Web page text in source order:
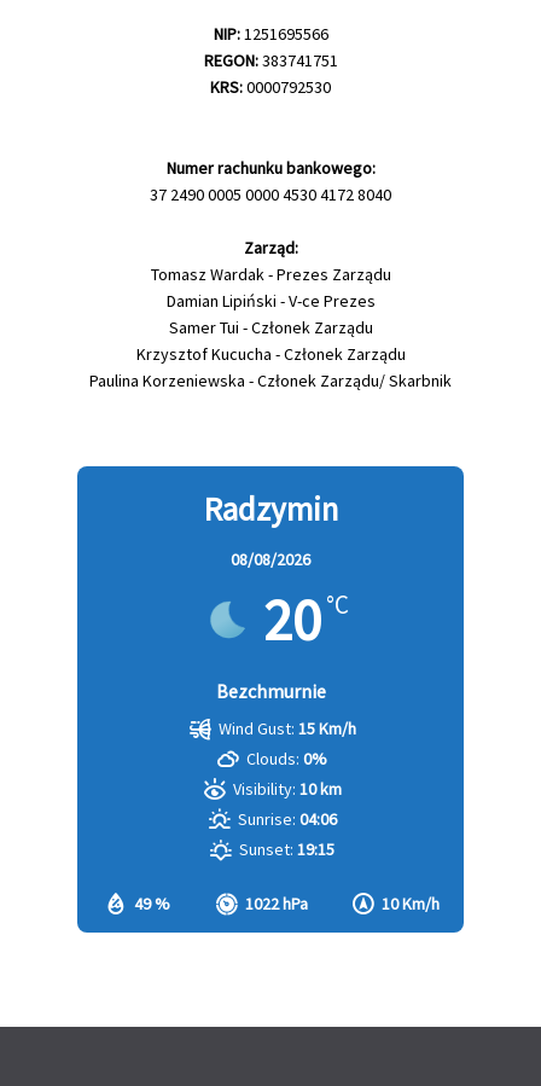
NIP:1251695566
REGON:383741751
KRS:0000792530
Numer rachunku bankowego:
37 2490 0005 0000 4530 4172 8040
Zarząd:
Tomasz Wardak - Prezes Zarządu
Damian Lipiński - V-ce Prezes
Samer Tui - Członek Zarządu
Krzysztof Kucucha - Członek Zarządu
Paulina Korzeniewska - Członek Zarządu/ Skarbnik
Radzymin
08/08/2026
20 °C
Bezchmurnie
49 % 1022 hPa 10 Km/h
Wind Gust: 15 Km/h
Clouds: 0%
Visibility: 10 km
Sunrise: 04:06
Sunset: 19:15